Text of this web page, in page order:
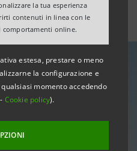
la tua esperienza
contenuti in linea con le
comportamenti online.
estesa, prestare o meno
la configurazione e
momento accedendo
- Cookie policy).